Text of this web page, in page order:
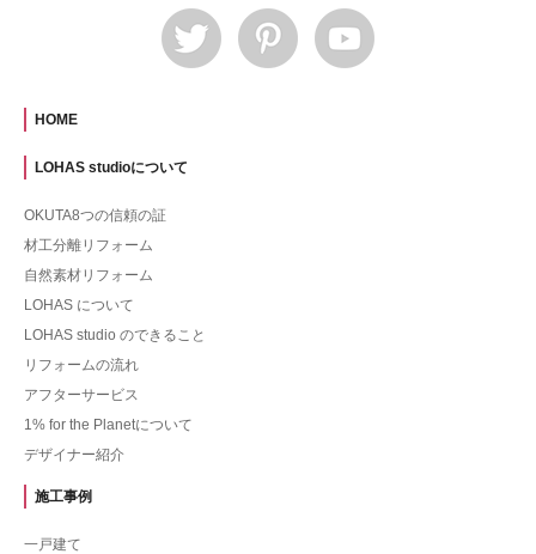
HOME
LOHAS studioについて
OKUTA8つの信頼の証
材工分離リフォーム
自然素材リフォーム
LOHAS について
LOHAS studio のできること
リフォームの流れ
アフターサービス
1% for the Planetについて
デザイナー紹介
施工事例
一戸建て